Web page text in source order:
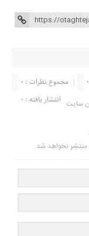
مجموع نظرات : 0
انتشار یافته : 0 سایت
منتشر نخواهد شد.